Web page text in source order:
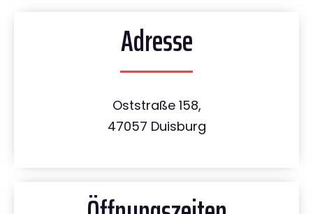
Adresse
Oststraße 158,
47057 Duisburg